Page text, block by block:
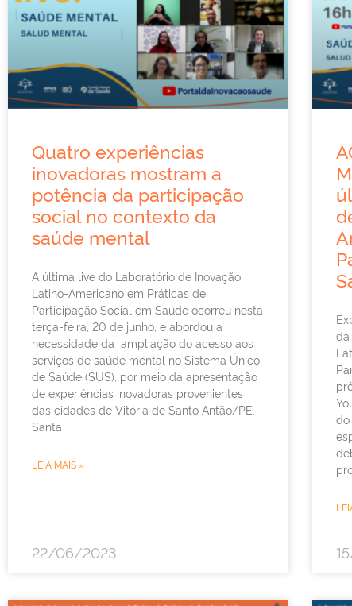
Quatro experiências
inovadoras mostram a
potência da participação
social no contexto da
saúde mental
A última live do Laboratório de Inovação
Latino-Americano em Práticas de
Participação Social em Saúde ocorreu nesta
terça-feira, 20 de junho, e abordou a
necessidade da ampliação do acesso aos
serviços de saúde mental no Sistema Único
de Saúde (SUS), por meio da apresentação
de experiências inovadoras provenientes
das cidades de Vitória de Santo Antão/PE,
Santa
LEIA MAIS »
22/06/2023
da
do